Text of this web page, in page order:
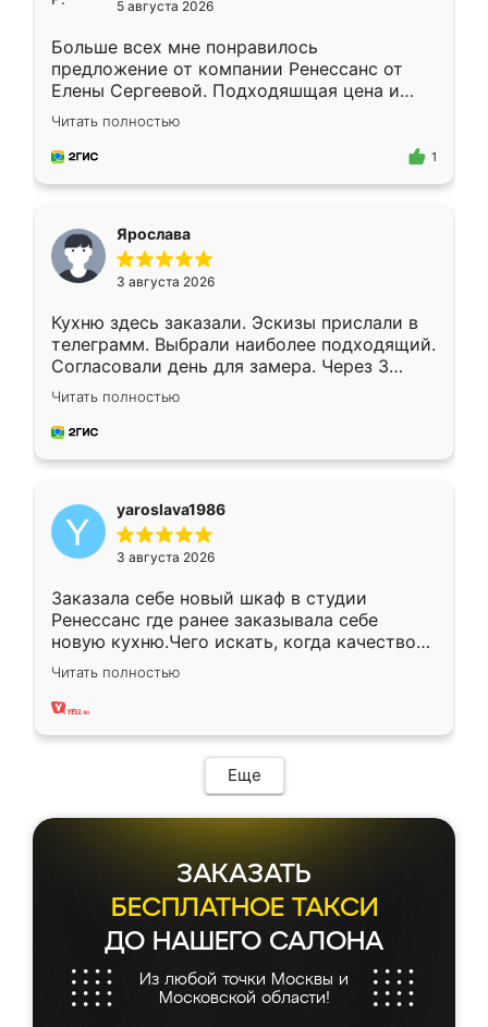
5 августа 2026
Больше всех мне понравилось
предложение от компании Ренессанс от
Елены Сергеевой. Подходяшщая цена и
короткие сроки изготовления. Приехавший
для замера сотрудник Владислав
предложил по моему эскизу самый
Читать полностью
1
Ярослава
3 августа 2026
Кухню здесь заказали. Эскизы прислали в
телеграмм. Выбрали наиболее подходящий.
Согласовали день для замера. Через 3
недели кухня была уже готова. Остались
довольны работой. Спасибо Ренессанс
мебель за качественную работу!
Читать полностью
yaroslava1986
3 августа 2026
Заказала себе новый шкаф в студии
Ренессанс где ранее заказывала себе
новую кухню.Чего искать, когда качеством
вполне довольна. Служит кухня уже почти
два года, нареканий нет.
Читать полностью
Еще
ЗАКАЗАТЬ
БЕСПЛАТНОЕ ТАКСИ
ДО НАШЕГО САЛОНА
Из любой точки Москвы и
Московской области!